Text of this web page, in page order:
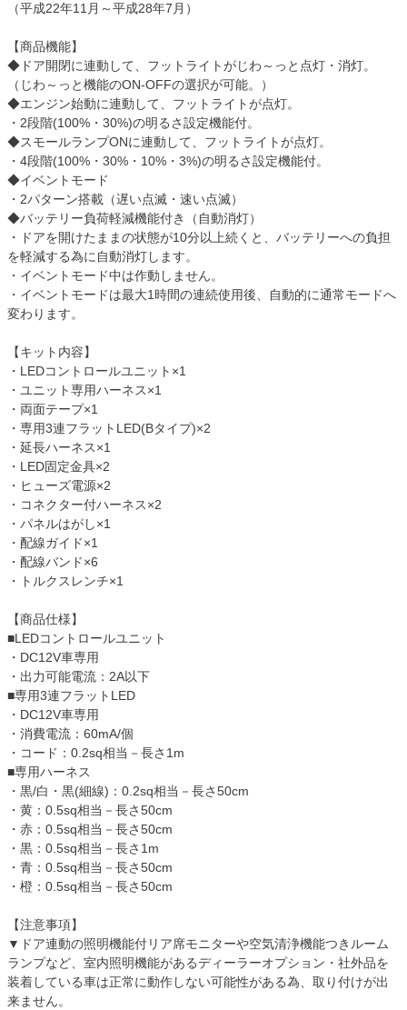
（平成22年11月～平成28年7月）
【商品機能】
◆ドア開閉に連動して、フットライトがじわ～っと点灯・消灯。
（じわ～っと機能のON-OFFの選択が可能。）
◆エンジン始動に連動して、フットライトが点灯。
・2段階(100%・30%)の明るさ設定機能付。
◆スモールランプONに連動して、フットライトが点灯。
・4段階(100%・30%・10%・3%)の明るさ設定機能付。
◆イベントモード
・2パターン搭載（遅い点滅・速い点滅）
◆バッテリー負荷軽減機能付き（自動消灯）
・ドアを開けたままの状態が10分以上続くと、バッテリーへの負担
を軽減する為に自動消灯します。
・イベントモード中は作動しません。
・イベントモードは最大1時間の連続使用後、自動的に通常モードへ
変わります。
【キット内容】
・LEDコントロールユニット×1
・ユニット専用ハーネス×1
・両面テープ×1
・専用3連フラットLED(Bタイプ)×2
・延長ハーネス×1
・LED固定金具×2
・ヒューズ電源×2
・コネクター付ハーネス×2
・パネルはがし×1
・配線ガイド×1
・配線バンド×6
・トルクスレンチ×1
【商品仕様】
■LEDコントロールユニット
・DC12V車専用
・出力可能電流：2A以下
■専用3連フラットLED
・DC12V車専用
・消費電流：60mA/個
・コード：0.2sq相当－長さ1m
■専用ハーネス
・黒/白・黒(細線)：0.2sq相当－長さ50cm
・黄：0.5sq相当－長さ50cm
・赤：0.5sq相当－長さ50cm
・黒：0.5sq相当－長さ1m
・青：0.5sq相当－長さ50cm
・橙：0.5sq相当－長さ50cm
【注意事項】
▼ドア連動の照明機能付リア席モニターや空気清浄機能つきルーム
ランプなど、室内照明機能があるディーラーオプション・社外品を
装着している車は正常に動作しない可能性がある為、取り付けが出
来ません。